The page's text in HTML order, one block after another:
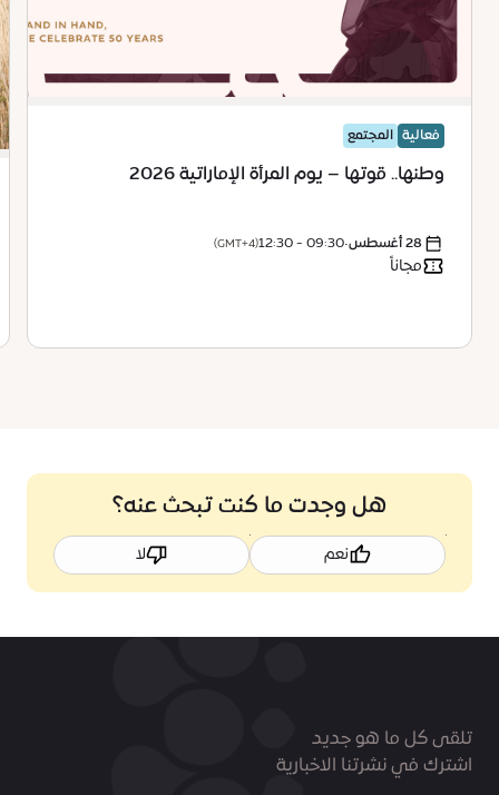
فعالية المجتمع
وطنها.. قوتها – يوم المرأة الإماراتية 2026
28 أغسطس •
09:30 - 12:30
(GMT+4)
مجاناً
هل وجدت ما كنت تبحث عنه؟
نعم لا
تلقى كل ما هو جديد
اشترك في نشرتنا الاخبارية